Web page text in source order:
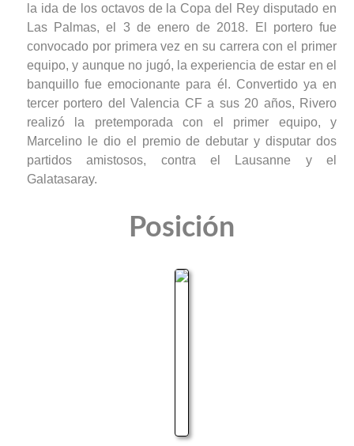
la ida de los octavos de la Copa del Rey disputado en
Las Palmas, el 3 de enero de 2018. El portero fue
convocado por primera vez en su carrera con el primer
equipo, y aunque no jugó, la experiencia de estar en el
banquillo fue emocionante para él. Convertido ya en
tercer portero del Valencia CF a sus 20 años, Rivero
realizó la pretemporada con el primer equipo, y
Marcelino le dio el premio de debutar y disputar dos
partidos amistosos, contra el Lausanne y el
Galatasaray.
Posición